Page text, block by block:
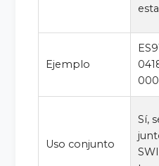
Ejemplo
Uso conjunto
Sí,